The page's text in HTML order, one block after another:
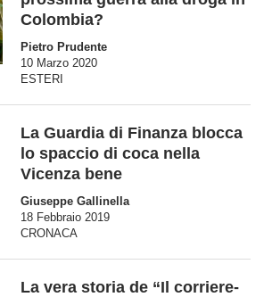
Colombia?
Pietro Prudente
10 Marzo 2020
ESTERI
La Guardia di Finanza blocca
lo spaccio di coca nella
Vicenza bene
Giuseppe Gallinella
18 Febbraio 2019
CRONACA
La vera storia de “Il corriere-